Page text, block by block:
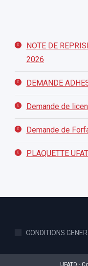
NOTE DE
2026
DEMANDE
Demande de
Demande de
PLAQUETTE
CONDITIONS
UFATD -